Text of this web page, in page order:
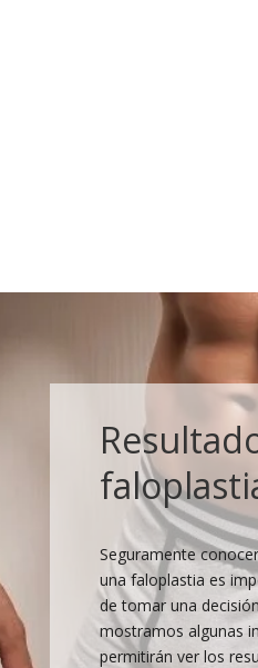
Seguramente
una faloplastia es
de tomar una
mostramos algunas
permitirán ver los